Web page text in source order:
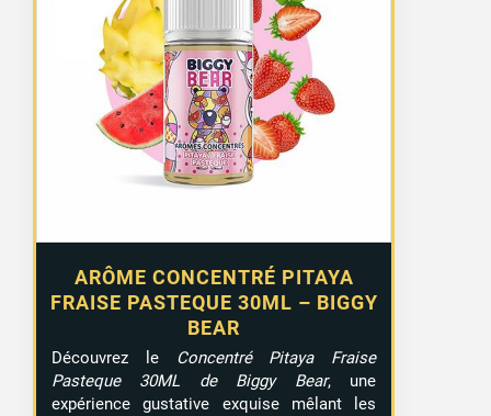
ARÔME CONCENTRÉ PITAYA
FRAISE PASTEQUE 30ML – BIGGY
BEAR
Découvrez le Concentré Pitaya Fraise
Pasteque 30ML de Biggy Bear, une
expérience gustative exquise mêlant les